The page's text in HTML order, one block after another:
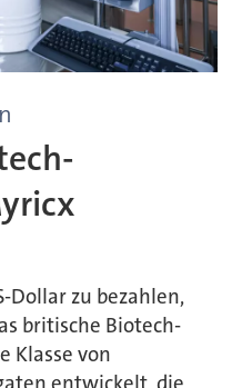
Dollar zu bezahlen,
britische Biotech-
Klasse von